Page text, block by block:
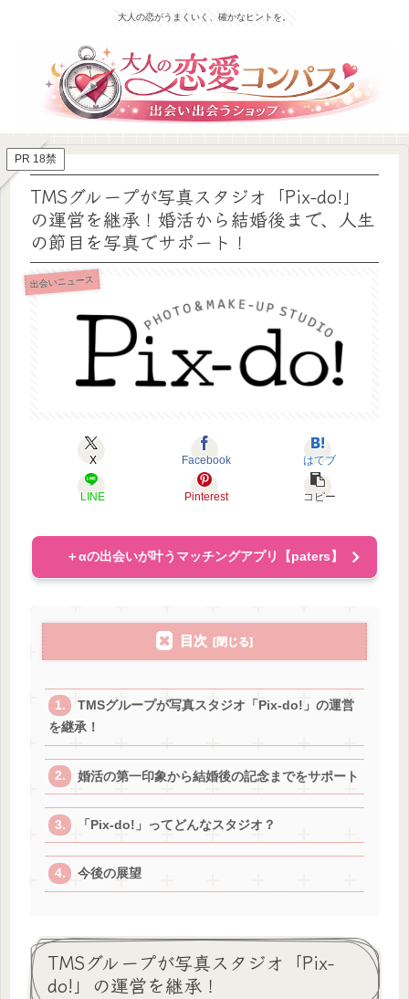
大人の恋がうまくいく、確かなヒントを。
PR 18禁
TMSグループが写真スタジオ「Pix-do!」
の運営を継承！婚活から結婚後まで、人生
の節目を写真でサポート！
出会いニュース
X Facebook はてブ
LINE Pinterest コピー
＋αの出会いが叶うマッチングアプリ【paters】
目次
TMSグループが写真スタジオ「Pix-do!」の運営
を継承！
婚活の第一印象から結婚後の記念までをサポート
「Pix-do!」ってどんなスタジオ？
今後の展望
TMSグループが写真スタジオ「Pix-
do!」の運営を継承！